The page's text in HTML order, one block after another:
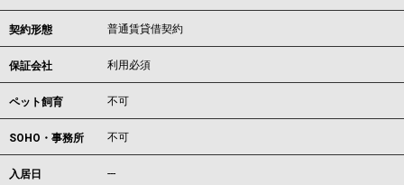
契約形態 普通賃貸借契約
保証会社 利用必須
ペット飼育 不可
SOHO・事務所 不可
入居日 ---